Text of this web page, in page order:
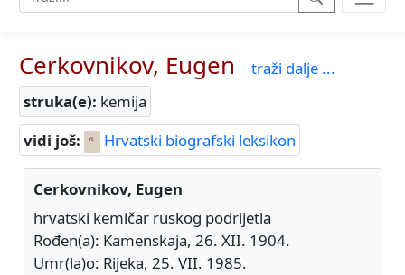
Cerkovnikov, Eugen
traži dalje ...
struka(e): kemija
vidi još:
Hrvatski biografski leksikon
Cerkovnikov, Eugen
hrvatski kemičar ruskog podrijetla
Rođen(a): Kamenskaja, 26. XII. 1904.
Umr(la)o: Rijeka, 25. VII. 1985.